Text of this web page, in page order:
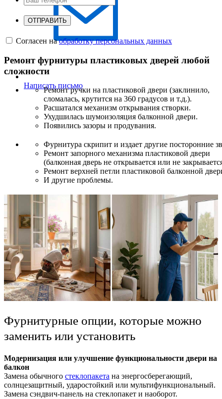
Написать письмо
ОТПРАВИТЬ
Согласен наобработку персональных данных
Ремонт фурнитуры пластиковых дверей любой
сложности
Ремонт ручки на пластиковой двери (заклинило,
сломалась, крутится на 360 градусов и т.д.).
Расшатался механизм открывания створки.
Ухудшилась шумоизоляция балконной двери.
Появились зазоры и продувания.
Фурнитура скрипит и издает другие посторонние
Ремонт запорного механизма пластиковой двери
(балконная дверь не открывается или не
Ремонт верхней петли пластиковой балконной
И другие проблемы.
Фурнитурные опции, которые можно
заменить или установить
Модернизация или улучшение функциональности двери на
балкон
Замена обычного стеклопакета на энергосберегающий,
солнцезащитный, ударостойкий или мультифункциональный.
Замена сэндвич-панель на стеклопакет и наоборот.